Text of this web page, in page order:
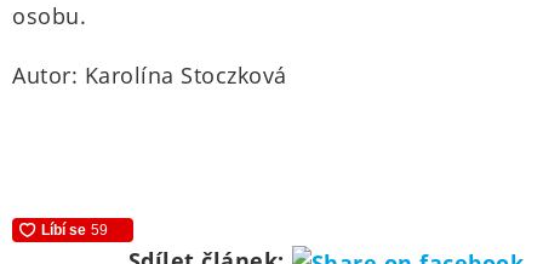
osobu.
Autor: Karolína Stoczková